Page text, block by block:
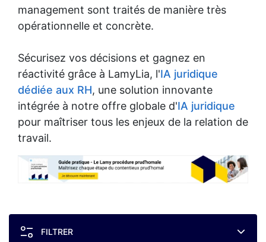
management sont traités de manière très
opérationnelle et concrète.
Sécurisez vos décisions et gagnez en
réactivité grâce à LamyLia, l'IA juridique
dédiée aux RH, une solution innovante
intégrée à notre offre globale d'IA juridique
pour maîtriser tous les enjeux de la relation de
travail.
FILTRER